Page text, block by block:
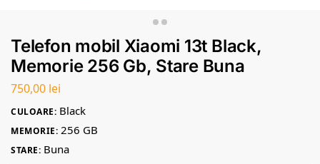
Telefon mobil Xiaomi 13t Black,
Memorie 256 Gb, Stare Buna
750,00 lei
CULOARE: Black
MEMORIE: 256 GB
STARE: Buna